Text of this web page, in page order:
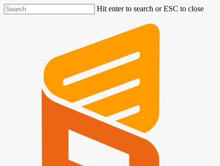
Hit enter to search or ESC to close